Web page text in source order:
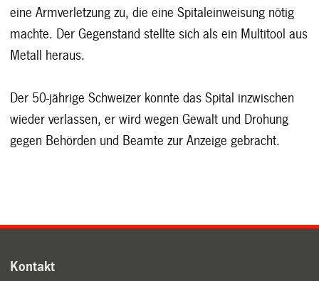
eine Armverletzung zu, die eine Spitaleinweisung nötig
machte. Der Gegenstand stellte sich als ein Multitool aus
Metall heraus.
Der 50-jährige Schweizer konnte das Spital inzwischen
wieder verlassen, er wird wegen Gewalt und Drohung
gegen Behörden und Beamte zur Anzeige gebracht.
Kontakt